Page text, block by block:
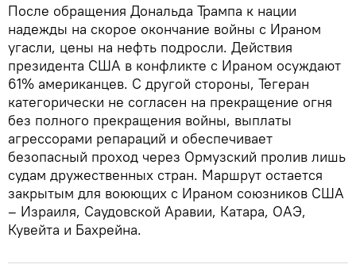
После обращения Дональда Трампа к нации
надежды на скорое окончание войны с Ираном
угасли, цены на нефть подросли. Действия
президента США в конфликте с Ираном осуждают
61% американцев. С другой стороны, Тегеран
категорически не согласен на прекращение огня
без полного прекращения войны, выплаты
агрессорами репараций и обеспечивает
безопасный проход через Ормузский пролив лишь
судам дружественных стран. Маршрут остается
закрытым для воюющих с Ираном союзников США
– Израиля, Саудовской Аравии, Катара, ОАЭ,
Кувейта и Бахрейна.